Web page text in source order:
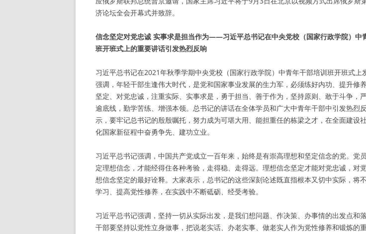
济论坛全会开幕式并致辞。
信念坚定对党忠诚 实事求是担当作为——习近平总书记在中央党校（国家行政学院）中
班开班式上的重要讲话引发热烈反响
习近平总书记在2021年秋季学期中央党校（国家行政学院）中青年干部培训班开班式上
强调，年轻干部生逢伟大时代，是党和国家事业发展的生力军，必须练好内功、提升修
坚定、对党忠诚，注重实际、实事求是，勇于担当、善于作为，坚持原则、敢于斗争，
逾底线，勤学苦练、增强本领。总书记的讲话在全体学员和广大中青年干部中引发热烈
示，要牢记总书记的殷殷嘱托，努力成为可堪大用、能担重任的栋梁之才，在全面建设
化国家新征程中奋勇争先、建功立业。
习近平总书记强调，中国共产党成立一百年来，始终是有崇高理想和坚定信念的党。党
定理想信念，才能经得住各种考验，走得稳、走得远。理想信念坚定才能对党忠诚，对
想信念坚定的最好诠释。大家表示，总书记的这些深刻论述既直指根本又切中实际，将
学习、提高党性修养，在实践中不断砥砺、经受考验。
习近平总书记强调，坚持一切从实际出发，是我们想问题、作决策、办事情的出发点和
干部要坚持以党性立身做事，把说老实话、办老实事、做老实人作为党性修养和锻炼的